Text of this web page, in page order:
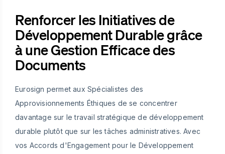
Renforcer les Initiatives de
Développement Durable grâce
à une Gestion Efficace des
Documents
Eurosign permet aux Spécialistes des
Approvisionnements Éthiques de se concentrer
davantage sur le travail stratégique de développement
durable plutôt que sur les tâches administratives. Avec
vos Accords d'Engagement pour le Développement